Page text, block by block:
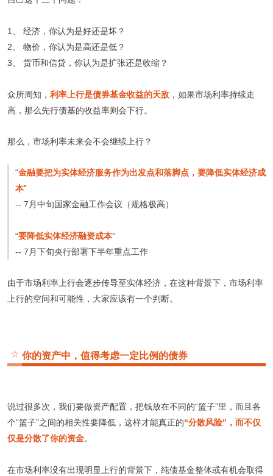
1、 经济，你认为是好还是坏？
2、 物价，你认为是高还是低？
3、 货币和信贷，你认为是扩张还是收缩？
众所周知， 利率上行是债券基金收益的天敌 ，如果市场利率持续走
高，那么先行债基的收益率则会下行。
那么，市场利率未来会不会继续上行？
“金融要把为实体经济服务作为出发点和落脚点，要降低实体经济成
本”
-- 7月中旬国家金融工作会议（规格极高）
“要降低实体经济融资成本”
-- 7月下旬央行部署下半年重点工作
由于市场利率上行会逐步传导至实体经济，在这种背景下，市场利率
上行的空间和可能性，大家应该有一个判断。
☆ 你的资产中，值得考虑一定比例的债券
说过很多次，我们要做资产配置，把钱放在不同的“篮子”里，而且各
个“篮子”之间的相关性要降低，这样才能真正的“分散风险”，而不仅
仅是分散了你的资金。
在市场利率没有出现明显上行的背景下，纯债基金整体或有机会取得